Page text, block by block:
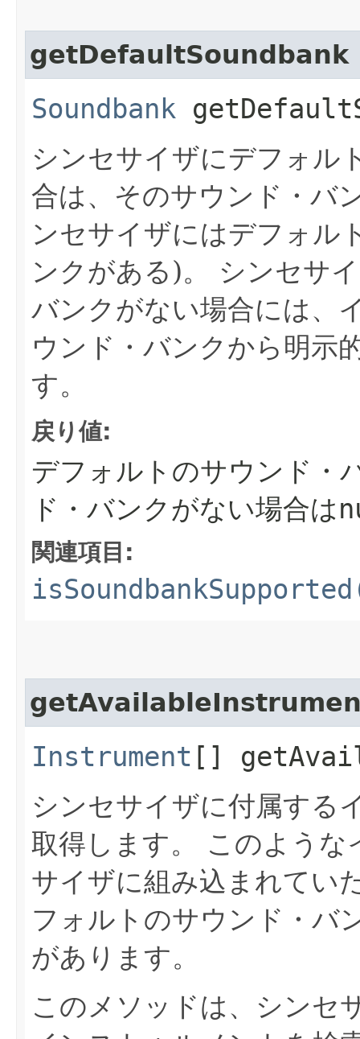
getDefaultSoundbank
Soundbank
シンセサイザにデフォル
合は、そのサウンド・バ
ンセサイザにはデフォル
ンクがある)。
シンセサ
バンクがない場合には、
ウンド・バンクから明示
す。
戻り値:
デフォルトのサウンド・
ド・バンクがない場合は
関連項目:
Instrument []
シンセサイザに付属する
取得します。
このような
サイザに組み込まれてい
フォルトのサウンド・バ
があります。
このメソッドは、シンセ